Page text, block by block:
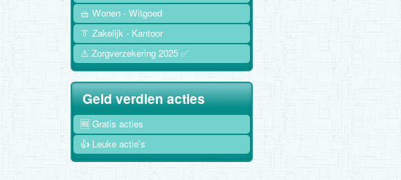
🧺 Wonen - Witgoed
👔 Zakelijk - Kantoor
⚠️ Zorgverzekering 2025 ✅
Geld verdien acties
🆓 Gratis acties
👍 Leuke actie's